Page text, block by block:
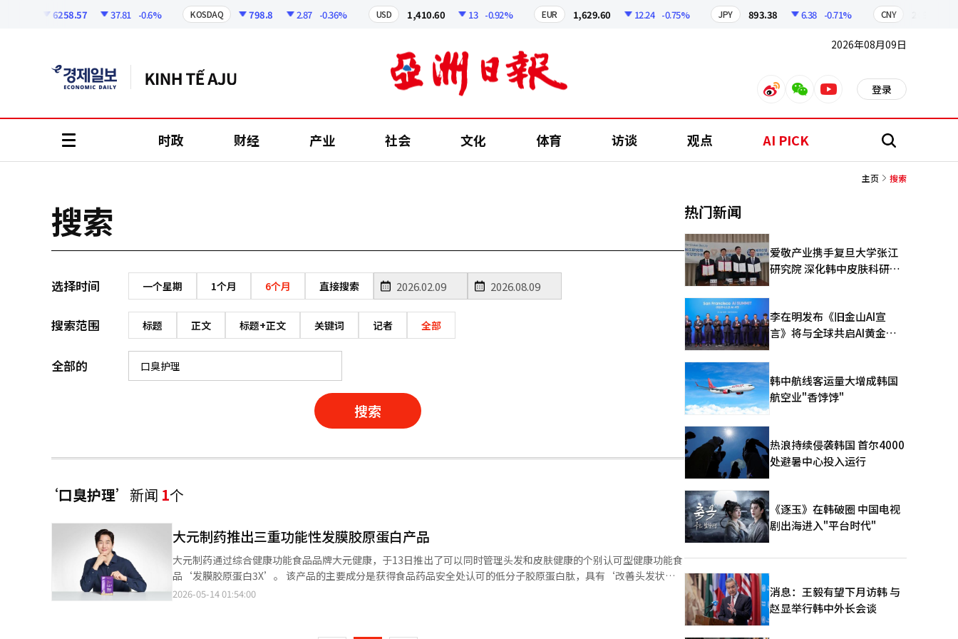
6258.57 37.81 -0.6% KOSDAQ 798.8 2.87 -0.36% USD 1,410.60 13 -0.92% EUR 1,629.60 12.24 -0.75% JPY 893.38 6.38 -0.71% CNY
2026年08月09日
weiboweixinyoutube 登录
时政 财经 产业 社会 文化 体育 访谈 观点 AI PICK 搜
主页 搜索
搜索
选择时间 一个星期 1个月 6个月 直接搜索
搜索范围 标题 正文 标题+正文 关键词 记者 全部
全部的
搜索
‘口臭护理’ 新闻 1个
大元制药推出三重功能性发膜胶原蛋白产品
大元制药通过综合健康功能食品品牌大元健康，于13日推出了可以同时管理头发和皮肤健康的个别认可型健康功能食
品‘发膜胶原蛋白3X’。 该产品的主要成分是获得食品药品安全处认可的低分子胶原蛋白肽，具有‘改善头发状态
（光泽·弹性）’、‘皮肤保湿’、‘维持皮肤健康以抵御紫外线造成的皮肤损伤’等三重功能性。 大元制药针对因
2026-05-14 01:54:00
热门新闻
爱敬产业携手复旦大学张江
研究院 深化韩中皮肤科研合
李在明发布《旧金山AI宣
言》将与全球共启AI黄金时
韩中航线客运量大增成韩国
航空业"香饽饽"
热浪持续侵袭韩国 首尔4000
处避暑中心投入运行
《逐玉》在韩破圈 中国电视
剧出海进入"平台时代"
消息：王毅有望下月访韩 与
赵显举行韩中外长会谈